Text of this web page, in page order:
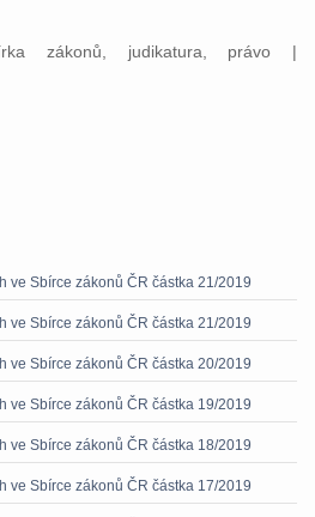
zákonů, judikatura, právo |
ve Sbírce zákonů ČR částka 21/2019
ve Sbírce zákonů ČR částka 21/2019
ve Sbírce zákonů ČR částka 20/2019
ve Sbírce zákonů ČR částka 19/2019
ve Sbírce zákonů ČR částka 18/2019
ve Sbírce zákonů ČR částka 17/2019